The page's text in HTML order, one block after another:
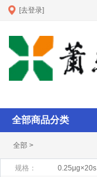
[去登录]
全部商品分类
全部 >
规格： 0.25μg×20s